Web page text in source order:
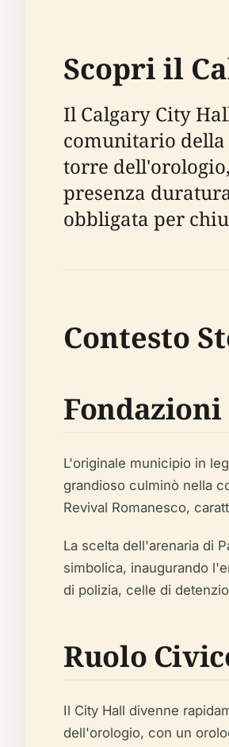
Scopri il
Il Calgary City
comunitario della
torre
presenza
obbligata per
Contesto
L'originale municipio in
grandioso culminò nella
Revival Romanesco,
La scelta dell'arenaria di
simbolica, inaugurando
di polizia, celle di
Ruolo
Il City Hall divenne
dell'orologio, con un